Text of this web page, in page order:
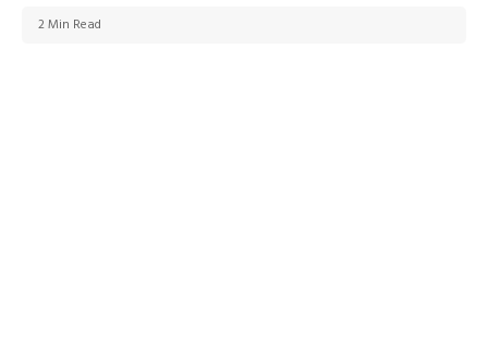
2 Min Read